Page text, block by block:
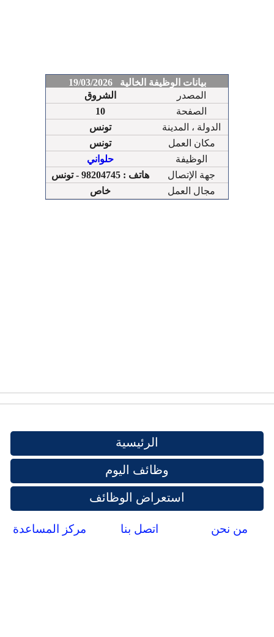
بيانات الوظيفة الخالية 19/03/2026
الشروق
المصدر
10
الصفحة
تونس
الدولة ، المدينة
تونس
مكان العمل
حلواني
الوظيفة
هاتف : 98204745 - تونس
جهة الإتصال
خاص
مجال العمل
الرئيسية
وظائف اليوم
استعراض الوظائف
من نحن اتصل بنا مركز المساعدة